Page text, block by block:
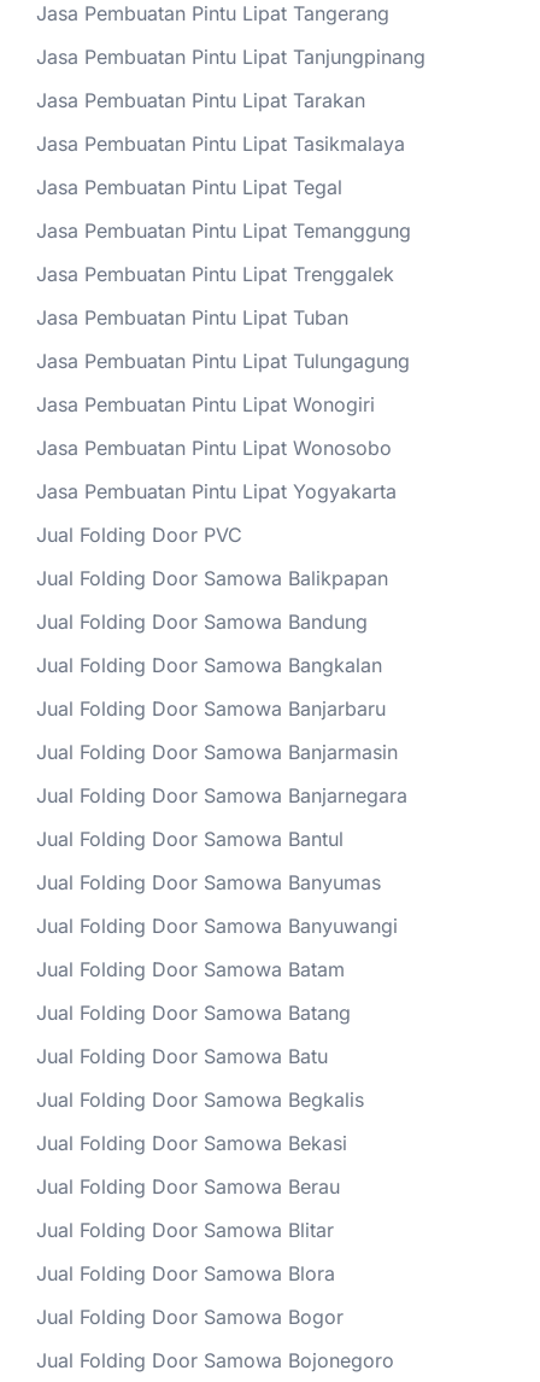
Jasa Pembuatan Pintu Lipat Tangerang
Jasa Pembuatan Pintu Lipat Tanjungpinang
Jasa Pembuatan Pintu Lipat Tarakan
Jasa Pembuatan Pintu Lipat Tasikmalaya
Jasa Pembuatan Pintu Lipat Tegal
Jasa Pembuatan Pintu Lipat Temanggung
Jasa Pembuatan Pintu Lipat Trenggalek
Jasa Pembuatan Pintu Lipat Tuban
Jasa Pembuatan Pintu Lipat Tulungagung
Jasa Pembuatan Pintu Lipat Wonogiri
Jasa Pembuatan Pintu Lipat Wonosobo
Jasa Pembuatan Pintu Lipat Yogyakarta
Jual Folding Door PVC
Jual Folding Door Samowa Balikpapan
Jual Folding Door Samowa Bandung
Jual Folding Door Samowa Bangkalan
Jual Folding Door Samowa Banjarbaru
Jual Folding Door Samowa Banjarmasin
Jual Folding Door Samowa Banjarnegara
Jual Folding Door Samowa Bantul
Jual Folding Door Samowa Banyumas
Jual Folding Door Samowa Banyuwangi
Jual Folding Door Samowa Batam
Jual Folding Door Samowa Batang
Jual Folding Door Samowa Batu
Jual Folding Door Samowa Begkalis
Jual Folding Door Samowa Bekasi
Jual Folding Door Samowa Berau
Jual Folding Door Samowa Blitar
Jual Folding Door Samowa Blora
Jual Folding Door Samowa Bogor
Jual Folding Door Samowa Bojonegoro